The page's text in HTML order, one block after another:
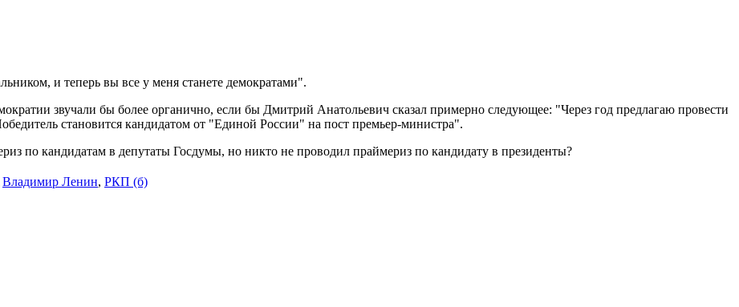
и теперь вы все у меня станете демократами".
звучали бы более органично, если бы Дмитрий Анатольевич сказал примерно следующее: "Через год предлагаю провести
становится кандидатом от "Единой России" на пост премьер-министра".
по кандидатам в депутаты Госдумы, но никто не проводил праймериз по кандидату в президенты?
Владимир Ленин, РКП (б)